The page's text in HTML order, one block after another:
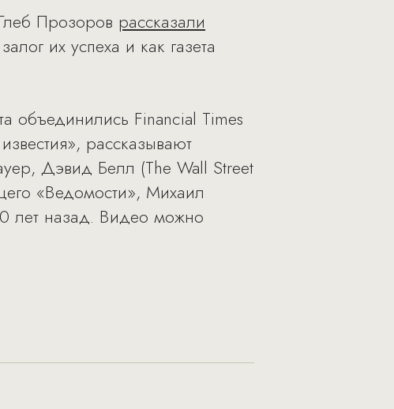
Прозоров рассказали
их успеха и как газета
объединились Financial Times
рассказывают
Дэвид Белл (The Wall Street
«Ведомости», Михаил
лет назад. Видео можно